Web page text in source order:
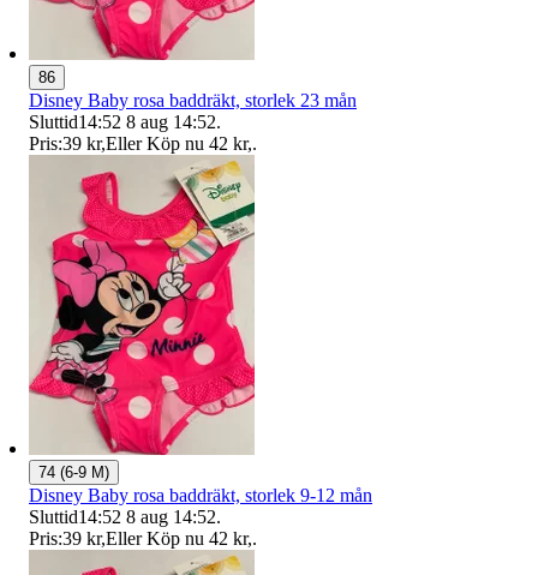
86
Disney Baby rosa baddräkt, storlek 23 mån
Sluttid14:52 8 aug 14:52.
Pris:39 kr,Eller Köp nu 42 kr,.
74 (6-9 M)
Disney Baby rosa baddräkt, storlek 9-12 mån
Sluttid14:52 8 aug 14:52.
Pris:39 kr,Eller Köp nu 42 kr,.